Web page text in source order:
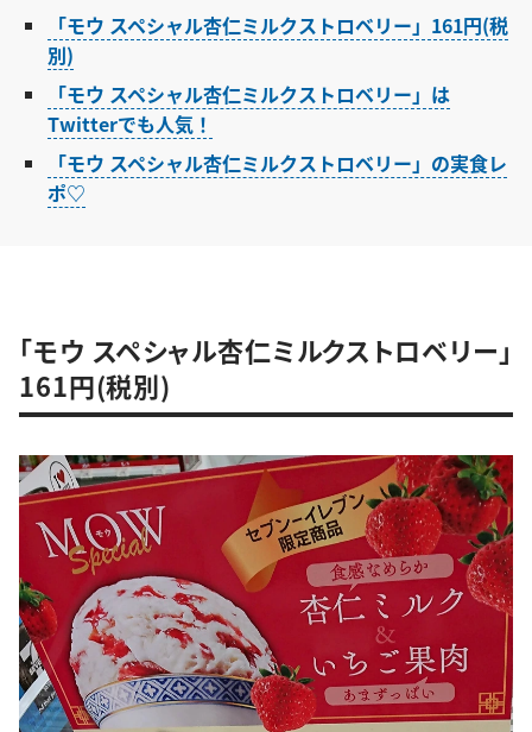
「モウ スペシャル杏仁ミルクストロベリー」161円(税
別)
「モウ スペシャル杏仁ミルクストロベリー」は
Twitterでも人気！
「モウ スペシャル杏仁ミルクストロベリー」の実食レ
ポ♡
「モウ スペシャル杏仁ミルクストロベリー」
161円(税別)